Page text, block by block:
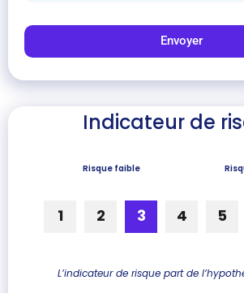
Envoyer
Indicateur de
Risque faible
1 2 3 4 5
L’indicateur de risque part de